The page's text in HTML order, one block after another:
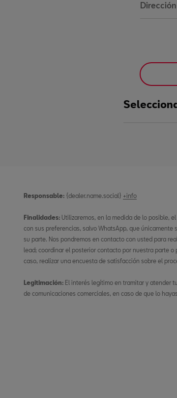
Responsable: {dealer.name.social} +info
Finalidades: Utilizaremos, en la medida de lo posible,
con sus preferencias, salvo WhatsApp, que
su parte. Nos pondremos en contacto con usted para
lead; coordinar el posterior contacto por nuestra parte
caso, realizar una encuesta de satisfacción sobre el
Legitimación: El interés legítimo en tramitar y atender
de comunicaciones comerciales, en caso de que lo